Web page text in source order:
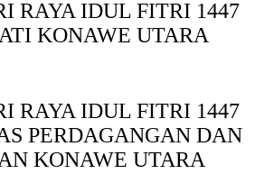
RAYA IDUL FITRI 1447
KONAWE UTARA
RAYA IDUL FITRI 1447
PERDAGANGAN DAN
KONAWE UTARA